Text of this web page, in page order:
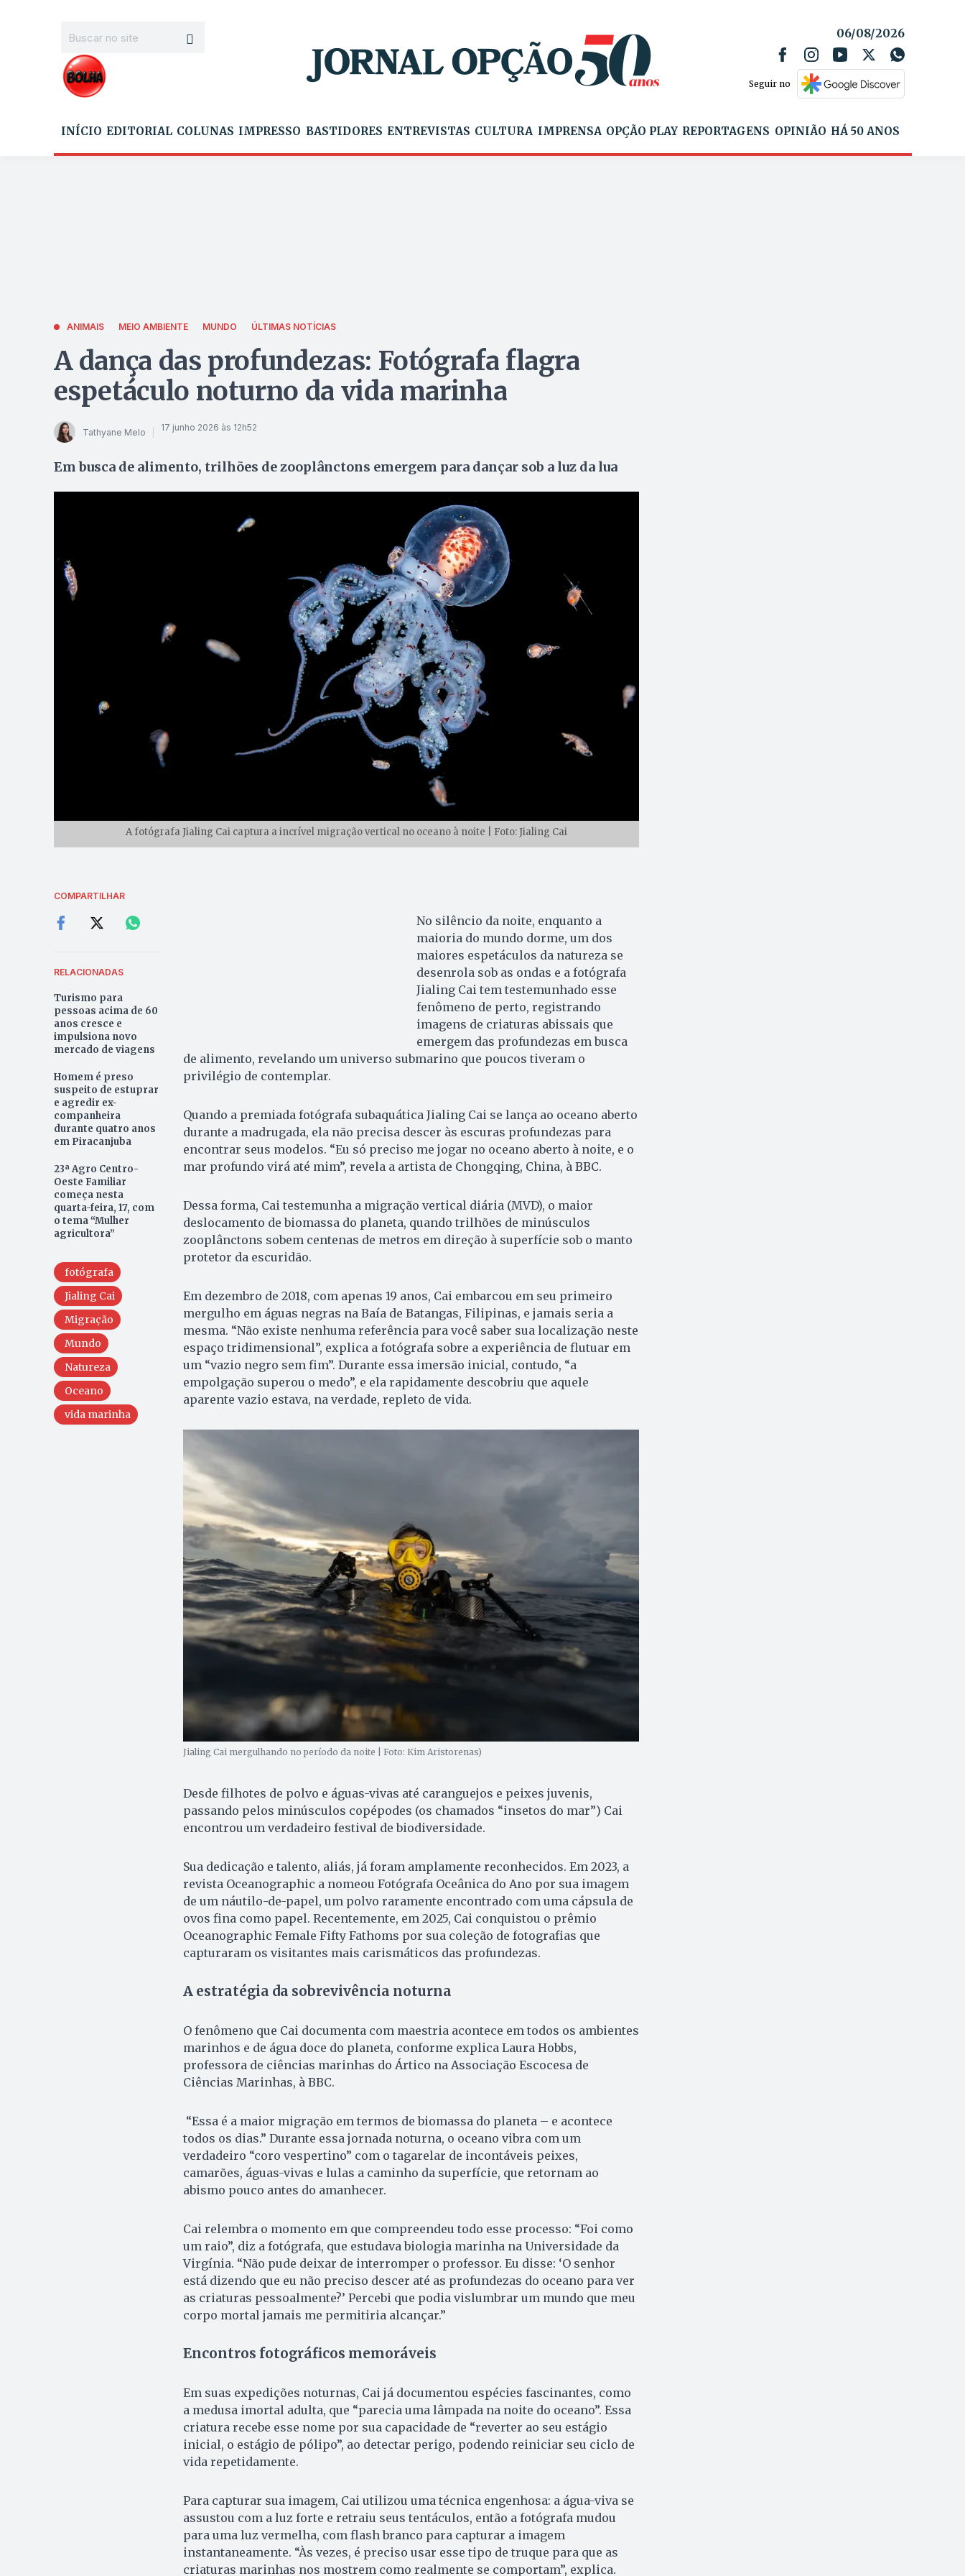
06/08/2026
Seguir no
INÍCIO EDITORIAL COLUNAS IMPRESSO BASTIDORES ENTREVISTAS CULTURA IMPRENSA OPÇÃO PLAY REPORTAGENS OPINIÃO HÁ 50 ANOS
ANIMAIS MEIO AMBIENTE MUNDO ÚLTIMAS NOTÍCIAS
A dança das profundezas: Fotógrafa flagra
espetáculo noturno da vida marinha
Tathyane Melo 17 junho 2026 às 12h52
Em busca de alimento, trilhões de zooplânctons emergem para dançar sob a luz da lua
A fotógrafa Jialing Cai captura a incrível migração vertical no oceano à noite | Foto: Jialing Cai
COMPARTILHAR
RELACIONADAS
Turismo para
pessoas acima de 60
anos cresce e
impulsiona novo
mercado de viagens
Homem é preso
suspeito de estuprar
e agredir ex-
companheira
durante quatro anos
em Piracanjuba
23ª Agro Centro-
Oeste Familiar
começa nesta
quarta-feira, 17, com
o tema “Mulher
agricultora”
fotógrafa
Jialing Cai
Migração
Mundo
Natureza
Oceano
vida marinha
No silêncio da noite, enquanto a
maioria do mundo dorme, um dos
maiores espetáculos da natureza se
desenrola sob as ondas e a fotógrafa
Jialing Cai tem testemunhado esse
fenômeno de perto, registrando
imagens de criaturas abissais que
emergem das profundezas em busca
de alimento, revelando um universo submarino que poucos tiveram o
privilégio de contemplar.
Quando a premiada fotógrafa subaquática Jialing Cai se lança ao oceano aberto
durante a madrugada, ela não precisa descer às escuras profundezas para
encontrar seus modelos. “Eu só preciso me jogar no oceano aberto à noite, e o
mar profundo virá até mim”, revela a artista de Chongqing, China, à BBC.
Dessa forma, Cai testemunha a migração vertical diária (MVD), o maior
deslocamento de biomassa do planeta, quando trilhões de minúsculos
zooplânctons sobem centenas de metros em direção à superfície sob o manto
protetor da escuridão.
Em dezembro de 2018, com apenas 19 anos, Cai embarcou em seu primeiro
mergulho em águas negras na Baía de Batangas, Filipinas, e jamais seria a
mesma. “Não existe nenhuma referência para você saber sua localização neste
espaço tridimensional”, explica a fotógrafa sobre a experiência de flutuar em
um “vazio negro sem fim”. Durante essa imersão inicial, contudo, “a
empolgação superou o medo”, e ela rapidamente descobriu que aquele
aparente vazio estava, na verdade, repleto de vida.
Jialing Cai mergulhando no período da noite | Foto: Kim Aristorenas)
Desde filhotes de polvo e águas-vivas até caranguejos e peixes juvenis,
passando pelos minúsculos copépodes (os chamados “insetos do mar”) Cai
encontrou um verdadeiro festival de biodiversidade.
Sua dedicação e talento, aliás, já foram amplamente reconhecidos. Em 2023, a
revista Oceanographic a nomeou Fotógrafa Oceânica do Ano por sua imagem
de um náutilo-de-papel, um polvo raramente encontrado com uma cápsula de
ovos fina como papel. Recentemente, em 2025, Cai conquistou o prêmio
Oceanographic Female Fifty Fathoms por sua coleção de fotografias que
capturaram os visitantes mais carismáticos das profundezas.
A estratégia da sobrevivência noturna
O fenômeno que Cai documenta com maestria acontece em todos os ambientes
marinhos e de água doce do planeta, conforme explica Laura Hobbs,
professora de ciências marinhas do Ártico na Associação Escocesa de
Ciências Marinhas, à BBC.
“Essa é a maior migração em termos de biomassa do planeta – e acontece
todos os dias.” Durante essa jornada noturna, o oceano vibra com um
verdadeiro “coro vespertino” com o tagarelar de incontáveis peixes,
camarões, águas-vivas e lulas a caminho da superfície, que retornam ao
abismo pouco antes do amanhecer.
Cai relembra o momento em que compreendeu todo esse processo: “Foi como
um raio”, diz a fotógrafa, que estudava biologia marinha na Universidade da
Virgínia. “Não pude deixar de interromper o professor. Eu disse: ‘O senhor
está dizendo que eu não preciso descer até as profundezas do oceano para ver
as criaturas pessoalmente?’ Percebi que podia vislumbrar um mundo que meu
corpo mortal jamais me permitiria alcançar.”
Encontros fotográficos memoráveis
Em suas expedições noturnas, Cai já documentou espécies fascinantes, como
a medusa imortal adulta, que “parecia uma lâmpada na noite do oceano”. Essa
criatura recebe esse nome por sua capacidade de “reverter ao seu estágio
inicial, o estágio de pólipo”, ao detectar perigo, podendo reiniciar seu ciclo de
vida repetidamente.
Para capturar sua imagem, Cai utilizou uma técnica engenhosa: a água-viva se
assustou com a luz forte e retraiu seus tentáculos, então a fotógrafa mudou
para uma luz vermelha, com flash branco para capturar a imagem
instantaneamente. “Às vezes, é preciso usar esse tipo de truque para que as
criaturas marinhas nos mostrem como realmente se comportam”, explica.